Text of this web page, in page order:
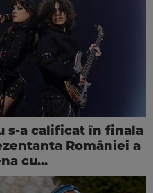
s-a calificat în finala
României a
cu...